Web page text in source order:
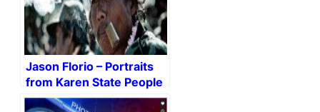
Jason Florio – Portraits
from Karen State People
(Myanmar).